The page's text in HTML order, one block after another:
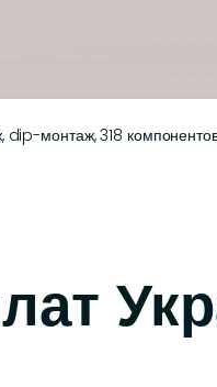
монтаж, 318 компонентов,